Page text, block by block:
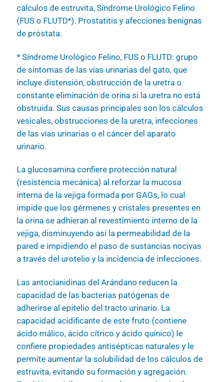
cálculos de estruvita, Síndrome Urológico Felino
(FUS o FLUTD*). Prostatitis y afecciones benignas
de próstata.
* Síndrome Urológico Felino, FUS o FLUTD: grupo
de síntomas de las vías urinarias del gato, que
incluye distensión, obstrucción de la uretra o
constante eliminación de orina si la uretra no está
obstruida. Sus causas principales son los cálculos
vesicales, obstrucciones de la uretra, infecciones
de las vías urinarias o el cáncer del aparato
urinario.
La glucosamina confiere protección natural
(resistencia mecánica) al reforzar la mucosa
interna de la vejiga formada por GAGs, lo cual
impide que los gérmenes y cristales presentes en
la orina se adhieran al revestimiento interno de la
vejiga, disminuyendo así la permeabilidad de la
pared e impidiendo el paso de sustancias nocivas
a través del urotelio y la incidencia de infecciones.
Las antocianidinas del Arándano reducen la
capacidad de las bacterias patógenas de
adherirse al epitelio del tracto urinario. La
capacidad acidificante de este fruto (contiene
ácido málico, ácido cítrico y ácido quínico) le
confiere propiedades antisépticas naturales y le
permite aumentar la solubilidad de los cálculos de
estruvita, evitando su formación y agregación.